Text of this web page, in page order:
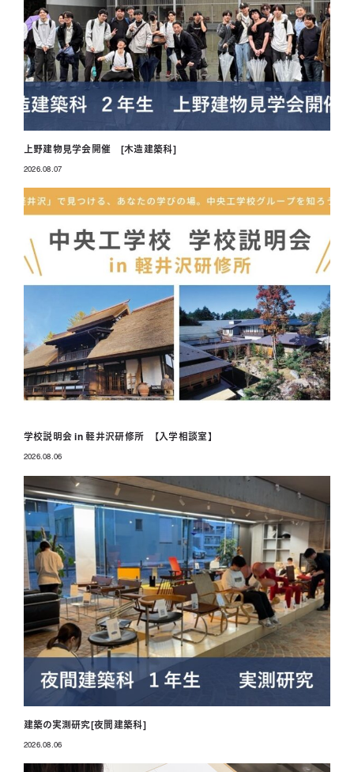
上野建物見学会開催 [木造建築科]
2026.08.07
学校説明会 in 軽井沢研修所 【入学相談室】
2026.08.06
建築の実測研究[夜間建築科]
2026.08.06